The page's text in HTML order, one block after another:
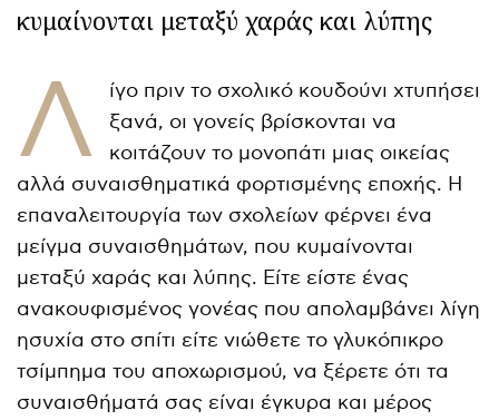
κυμαίνονται μεταξύ χαράς και λύπης
Λ
ίγο πριν το σχολικό κουδούνι χτυπήσει
ξανά, οι γονείς βρίσκονται να
κοιτάζουν το μονοπάτι μιας οικείας
αλλά συναισθηματικά φορτισμένης εποχής. Η
επαναλειτουργία των σχολείων φέρνει ένα
μείγμα συναισθημάτων, που κυμαίνονται
μεταξύ χαράς και λύπης. Είτε είστε ένας
ανακουφισμένος γονέας που απολαμβάνει λίγη
ησυχία στο σπίτι είτε νιώθετε το γλυκόπικρο
τσίμπημα του αποχωρισμού, να ξέρετε ότι τα
συναισθήματά σας είναι έγκυρα και μέρος